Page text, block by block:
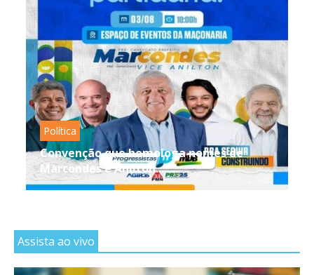
Política
Convenção que homologa nomes de
Marcondes e Anilton...
Assista ao vivo